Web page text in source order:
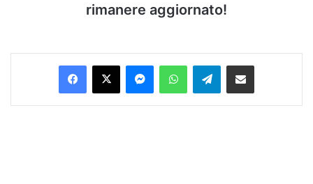
rimanere aggiornato!
Facebook
X MessengerWhatsAppTelegramCondividi via Email